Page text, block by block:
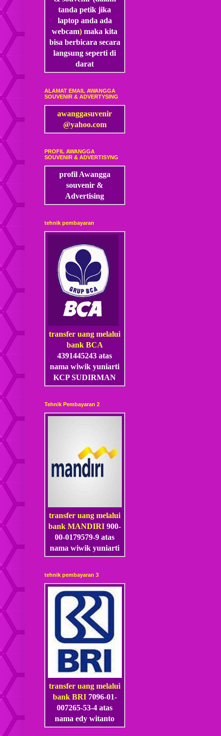
tanda petik jika
laptop anda ada
webcam)maka kita
bisa berbicara secara
langsung seperti di
darat
ALAMAT EMAIL AWANGGA
SOUVENIR & ADVERTYSING
awanggasuvenir
@yahoo.com
PROFIL AWANGGA
SOUVENIR & ADVERTISYNG
profil Awangga
souvenir &
Advertising
tehnik pembayaran
transfer uang melalui
bank BCA
4391445243 atas
nama wiwik yuniarti
KCP SUDIRMAN
Tehnik Pembayaran 2
transfer uang melalui
bank MANDIRI900-
00-0179579-9 atas
nama wiwik yuniarti
tehnik pembayaran 3
transfer uang melalui
bank BRI 7096-01-
007265-53-4 atas
nama edy witanto